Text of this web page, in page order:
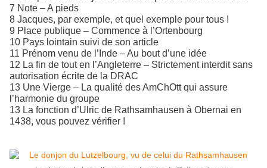
7 Note – A pieds
8 Jacques, par exemple, et quel exemple pour tous !
9 Place publique – Commence à l’Ortenbourg
10 Pays lointain suivi de son article
11 Prénom venu de l’Inde – Au bout d’une idée
12 La fin de tout en l’Angleterre – Strictement interdit sans
autorisation écrite de la DRAC
13 Une Vierge – La qualité des AmChOtt qui assure
l’harmonie du groupe
13 La fonction d’Ulric de Rathsamhausen à Obernai en
1438, vous pouvez vérifier !